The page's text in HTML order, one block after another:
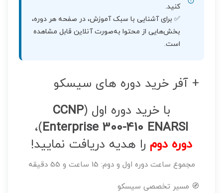
کنید.
✅ برای آشنایی با سبک آموزش، در صفحه هر دوره،
بخش‌هایی از محتوا به‌صورت آنلاین قابل مشاهده
است.
+ آفر خرید دوره های سیسکو
با خرید دوره اول (CCNP
Enterprise 300-410 ENARSI)،
دوره دوم را هدیه دریافت نمایید!
مجموع ساعت دوره اول و دوم: 15 ساعت و 55 دقیقه
🧭 مسیر تخصصی سیسکو